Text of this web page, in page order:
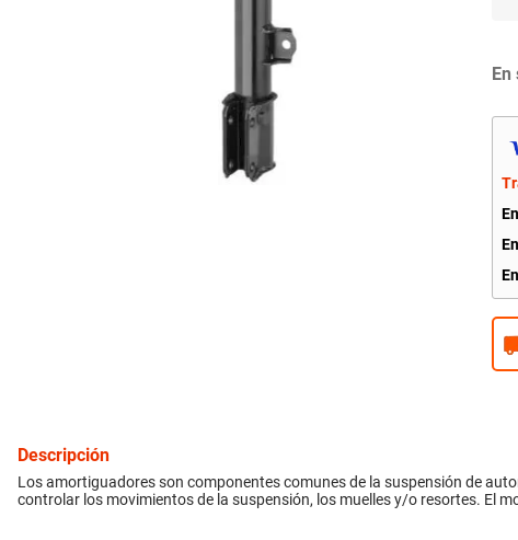
En
En
En
En
Descripción
Los amortiguadores son componentes comunes de la suspensión de
controlar los movimientos de la suspensión, los muelles y/o resortes. El
bmw